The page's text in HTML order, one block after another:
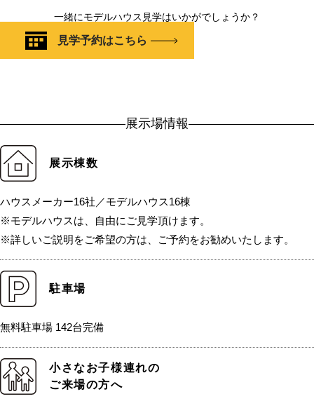
一緒にモデルハウス見学はいかがでしょうか？
見学予約はこちら
展示場情報
展示棟数
ハウスメーカー16社／モデルハウス16棟
※モデルハウスは、自由にご見学頂けます。
※詳しいご説明をご希望の方は、ご予約をお勧めいたします。
駐車場
無料駐車場 142台完備
小さなお子様連れの
ご来場の方へ